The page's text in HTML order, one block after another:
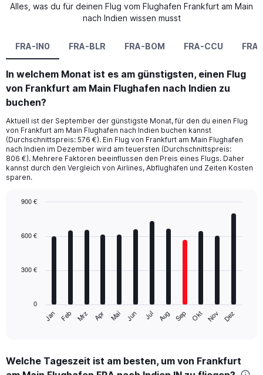
Alles, was du für deinen Flug vom Flughafen Frankfurt am Main
nach Indien wissen musst
FRA-IN0 FRA-BLR FRA-BOM FRA-CCU
In welchem Monat ist es am günstigsten, einen Flug
von Frankfurt am Main Flughafen nach Indien zu
buchen?
Aktuell ist der September der günstigste Monat, für den du einen Flug
von Frankfurt am Main Flughafen nach Indien buchen kannst
(Durchschnittspreis: 576 €). Ein Flug von Frankfurt am Main Flughafen
nach Indien im Dezember wird am teuersten (Durchschnittspreis:
806 €). Mehrere Faktoren beeinflussen den Preis eines Flugs. Daher
kannst durch den Vergleich von Airlines, Abflughäfen und Zeiten Kosten
sparen.
with
The
Range:
Jan Feb Mrz Apr Mai Jun Jul Aug Sep Okt Nov Dez
0
300 €
600 €
900 €
Welche Tageszeit ist am besten, um von Frankfurt